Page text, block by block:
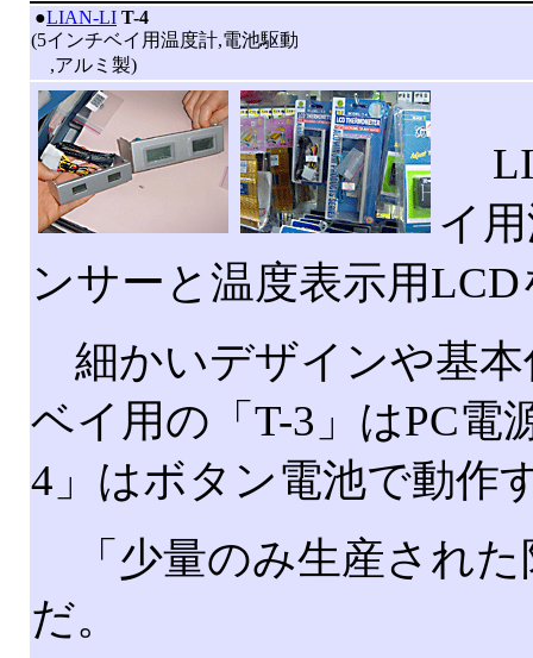
●LIAN-LI T-4
(5インチベイ用温度計,電池駆動
,アルミ製)
イ
ンサーと温度表示用
細かいデザインや基本
ベイ用の「T-3」はPC電
4」はボタン電池で動作
「少量のみ生産された
だ。